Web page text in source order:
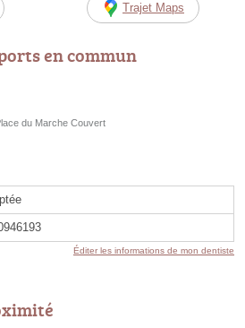
Trajet Maps
en commun
du Marche Couvert
Éditer les informations de mon dentiste